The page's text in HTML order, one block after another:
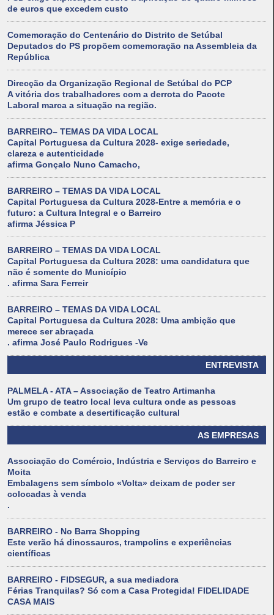
de euros que excedem custo
Comemoração do Centenário do Distrito de Setúbal
Deputados do PS propõem comemoração na Assembleia da
República
Direcção da Organização Regional de Setúbal do PCP
A vitória dos trabalhadores com a derrota do Pacote
Laboral marca a situação na região.
BARREIRO– TEMAS DA VIDA LOCAL
Capital Portuguesa da Cultura 2028- exige seriedade,
clareza e autenticidade
afirma Gonçalo Nuno Camacho,
BARREIRO – TEMAS DA VIDA LOCAL
Capital Portuguesa da Cultura 2028-Entre a memória e o
futuro: a Cultura Integral e o Barreiro
afirma Jéssica P
BARREIRO – TEMAS DA VIDA LOCAL
Capital Portuguesa da Cultura 2028: uma candidatura que
não é somente do Município
. afirma Sara Ferreir
BARREIRO – TEMAS DA VIDA LOCAL
Capital Portuguesa da Cultura 2028: Uma ambição que
merece ser abraçada
. afirma José Paulo Rodrigues -Ve
ENTREVISTA
PALMELA - ATA – Associação de Teatro Artimanha
Um grupo de teatro local leva cultura onde as pessoas
estão e combate a desertificação cultural
AS EMPRESAS
Associação do Comércio, Indústria e Serviços do Barreiro e
Moita
Embalagens sem símbolo «Volta» deixam de poder ser
colocadas à venda
.
BARREIRO - No Barra Shopping
Este verão há dinossauros, trampolins e experiências
científicas
BARREIRO - FIDSEGUR, a sua mediadora
Férias Tranquilas? Só com a Casa Protegida! FIDELIDADE
CASA MAIS